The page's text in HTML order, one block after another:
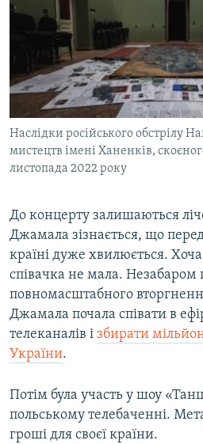
Наслідки російського обстрілу
мистецтв імені Ханенків,
листопада 2022 року
До концерту залишаються
Джамала зізнається, що
країні дуже хвилюється.
співачка не мала. Незабаром
повномасштабного
Джамала почала співати в
телеканалів і збирати
України.
Потім була участь у шоу
польському телебаченні.
гроші для своєї країни.